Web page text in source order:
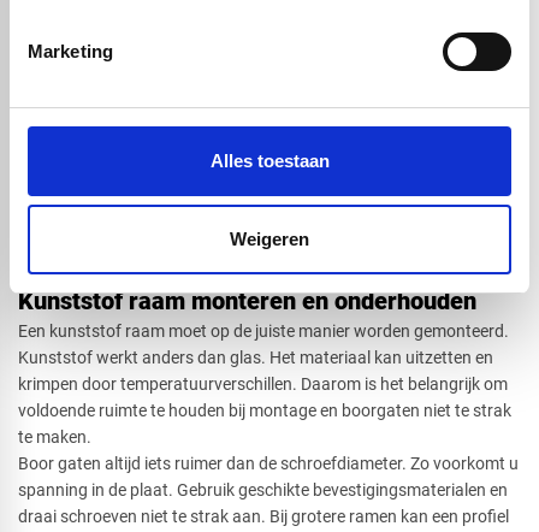
Marketing
Alles toestaan
Weigeren
temperatuurschommelingen.
Voor machines en technische installaties is polycarbonaat vaak de
beste keuze. Het materiaal is zeer slagvast en geschikt voor
situaties waarin veiligheid belangrijk is.
vooral zicht, afwerking en bewerkbaarheid belangrijk zijn. Bij
zwaardere belasting of impact kiest u meestal polycarbonaat.
Kunststof raam monteren en onderhouden
Een kunststof raam moet op de juiste manier worden gemonteerd.
Kunststof werkt anders dan glas. Het materiaal kan uitzetten en
krimpen door temperatuurverschillen. Daarom is het belangrijk om
voldoende ruimte te houden bij montage en boorgaten niet te strak
te maken.
Boor gaten altijd iets ruimer dan de schroefdiameter. Zo voorkomt u
spanning in de plaat. Gebruik geschikte bevestigingsmaterialen en
draai schroeven niet te strak aan. Bij grotere ramen kan een profiel